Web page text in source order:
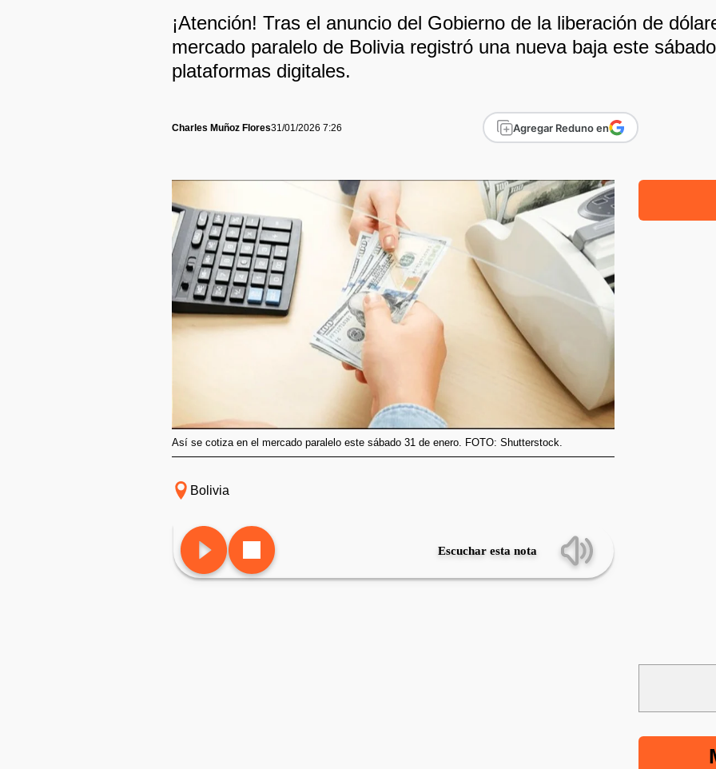
¡Atención! Tras el anuncio del Gobierno de la liberación de
mercado paralelo de Bolivia registró una nueva baja este
plataformas digitales.
Charles Muñoz Flores31/01/2026 7:26 Agregar Reduno en
Así se cotiza en el mercado paralelo este sábado 31 de enero. FOTO: Shutterstock.
Bolivia
Escuchar esta nota